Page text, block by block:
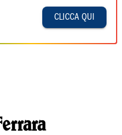
CLICCA QUI